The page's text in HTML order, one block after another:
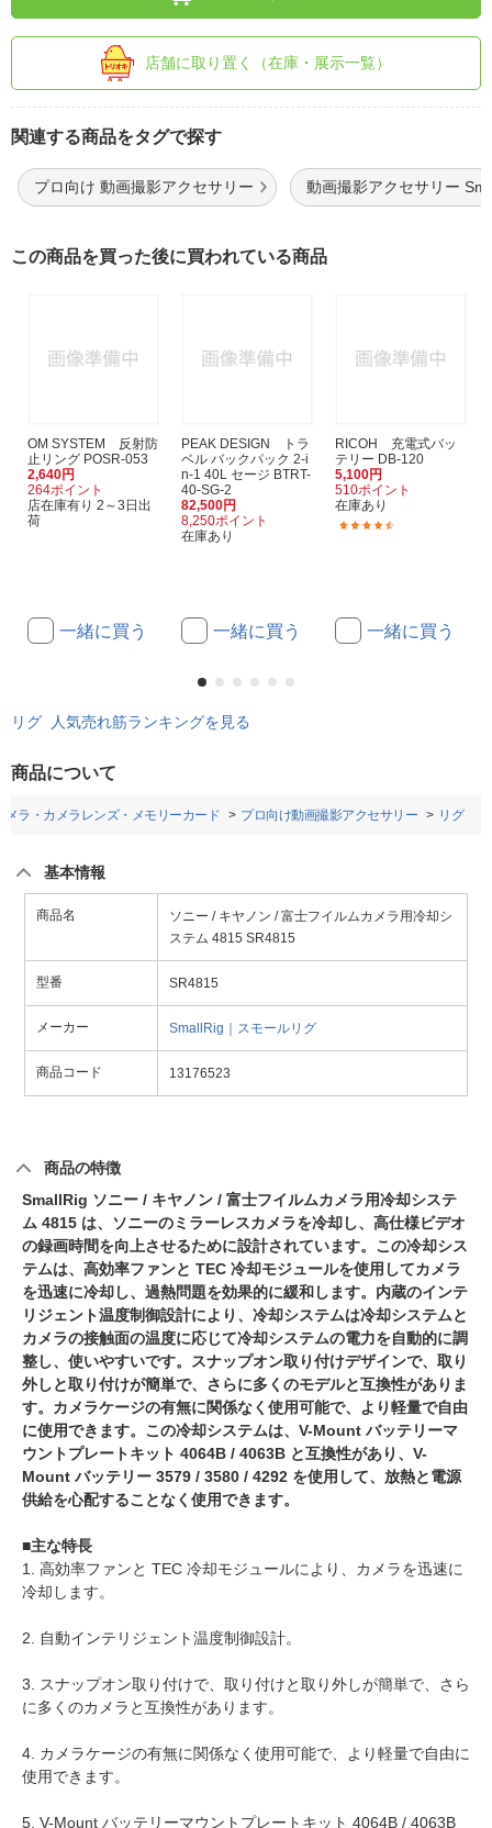
店舗に取り置く（在庫・展示一覧）
関連する商品をタグで探す
プロ向け 動画撮影アクセサリー 動画撮影アクセサリー
この商品を買った後に買われている商品
OM SYSTEM 反射防
止リング POSR-053
2,640円
264ポイント
店在庫有り 2～3日出
荷
一緒に買う
PEAK DESIGN トラ
ベル バックパック 2-i
n-1 40L セージ BTRT-
40-SG-2
82,500円
8,250ポイント
在庫あり
一緒に買う
RICOH 充電式バッ
テリー DB-120
5,100円
510ポイント
在庫あり
一緒に買う
リグ 人気売れ筋ランキングを見る
商品について
メラ・カメラレンズ・メモリーカード プロ向け動画撮影アクセサリー リグ
基本情報
商品名
ソニー / キヤノン / 富士フイルムカメラ用冷却シ
ステム 4815 SR4815
型番 SR4815
メーカー SmallRig｜スモールリグ
商品コード 13176523
商品の特徴
SmallRig ソニー / キヤノン / 富士フイルムカメラ用冷却システ
ム 4815 は、ソニーのミラーレスカメラを冷却し、高仕様ビデオ
の録画時間を向上させるために設計されています。この冷却シス
テムは、高効率ファンと TEC 冷却モジュールを使用してカメラ
を迅速に冷却し、過熱問題を効果的に緩和します。内蔵のインテ
リジェント温度制御設計により、冷却システムは冷却システムと
カメラの接触面の温度に応じて冷却システムの電力を自動的に調
整し、使いやすいです。スナップオン取り付けデザインで、取り
外しと取り付けが簡単で、さらに多くのモデルと互換性がありま
す。カメラケージの有無に関係なく使用可能で、より軽量で自由
に使用できます。この冷却システムは、V-Mount バッテリーマ
ウントプレートキット 4064B / 4063B と互換性があり、V-
Mount バッテリー 3579 / 3580 / 4292 を使用して、放熱と電源
供給を心配することなく使用できます。
■主な特長
1. 高効率ファンと TEC 冷却モジュールにより、カメラを迅速に
冷却します。
2. 自動インテリジェント温度制御設計。
3. スナップオン取り付けで、取り付けと取り外しが簡単で、さら
に多くのカメラと互換性があります。
4. カメラケージの有無に関係なく使用可能で、より軽量で自由に
使用できます。
5. V-Mount バッテリーマウントプレートキット 4064B / 4063B